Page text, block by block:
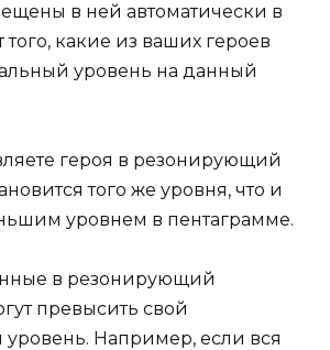
в ней автоматически в
того, какие из ваших героев
уровень на данный
героя в резонирующий
того же уровня, что и
уровнем в пентаграмме.
в резонирующий
превысить свой
Например, если вся